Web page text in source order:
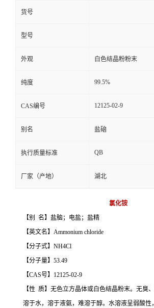
货号
型号
外观 白色结晶粉粉末
纯度 99.5%
CAS编号 12125-02-9
别名 盐硇
执行质量标准 QB
厂家（产地） 湖北
氯化铵
【别 名】盐脑；电盐；盐精
【英文名】Ammonium chloride
【分子式】NH4Cl
【分子量】53.49
【CAS号】12125-02-9
【性 质】无色立方晶体或白色结晶粉末。无臭
溶于水，溶于液氨，难溶于醇。水溶液呈弱酸性